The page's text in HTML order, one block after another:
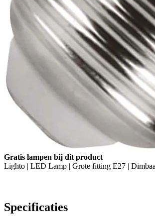
Gratis lampen bij dit product
Lighto | LED Lamp | Grote fitting E27 |
Specificaties